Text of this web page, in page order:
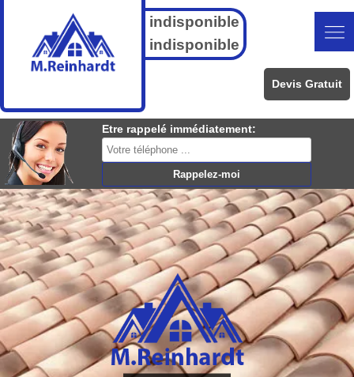
indisponible
indisponible
Devis Gratuit
Etre rappelé immédiatement: